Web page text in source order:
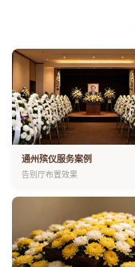
通州殡仪服务案例
告别厅布置效果